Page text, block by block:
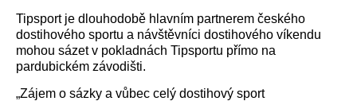
Tipsport je dlouhodobě hlavním partnerem českého
dostihového sportu a návštěvníci dostihového víkendu
mohou sázet v pokladnách Tipsportu přímo na
pardubickém závodišti.
„Zájem o sázky a vůbec celý dostihový sport